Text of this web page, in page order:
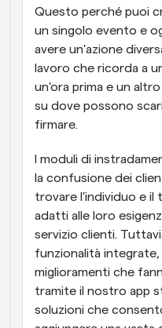
Questo perché puoi
un singolo evento e
avere un'azione
lavoro che ricorda a
un'ora prima e un
su dove possono
firmare.
I moduli di
la confusione dei
trovare l'individuo e il
adatti alle loro
servizio clienti.
funzionalità
miglioramenti che
tramite il nostro app
soluzioni che